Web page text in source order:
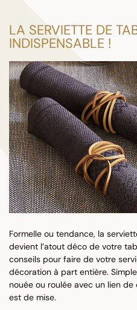
LA SERVIETTE DE
INDISPENSABLE !
Formelle ou tendance, la
devient l’atout déco de votre
conseils pour faire de votre
décoration à part entière.
nouée ou roulée avec un lien
est de mise.